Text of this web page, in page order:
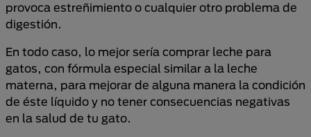
provoca estreñimiento o cualquier otro problema de
digestión.
En todo caso, lo mejor sería comprar leche para
gatos, con fórmula especial similar a la leche
materna, para mejorar de alguna manera la condición
de éste líquido y no tener consecuencias negativas
en la salud de tu gato.